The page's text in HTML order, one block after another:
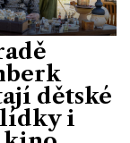
dětské
i